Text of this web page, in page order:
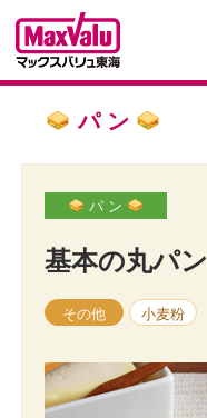
パ ン
パ ン
基本の丸パン
その他 小麦粉